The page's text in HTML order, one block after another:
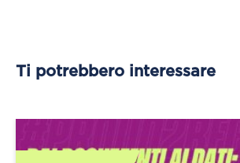
Ti potrebbero interessare